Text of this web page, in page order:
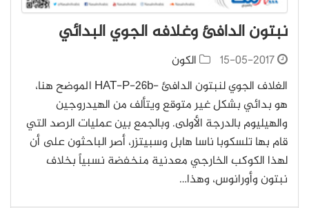
نبتون الدافئ وغلافه الجوي البدائي
15-05-2017
الكون
الغلاف الجوي لنبتون الدافئ -HAT-P-26b الموضح هنا،
هو بدائي بشكل غير متوقع ويتألف من الهيدروجين
والهيليوم بالدرجة الأولى. وبالجمع بين عمليات الرصد التي
قام بها تلسكوبا ناسا هابل وسبيتزر، أصر الباحثون على أن
لهذا الكوكب الخارجي معدنية منخفضة نسبياً بخلاف
نبتون وأورانوس، وهذا…